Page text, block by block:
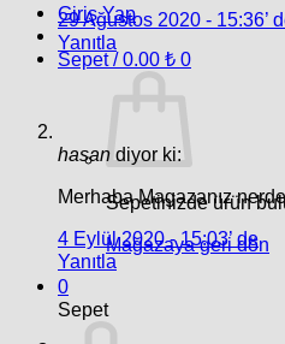
Giriş Yap
Sepet /0.00 ₺ 0
Sepetinizde ürün
Mağazaya geri dön
0
Sepet
29 Ağustos 2020 - 15:36’
Yanıtla
hasan diyor ki:
Merhaba Magazanız
4 Eylül 2020 - 15:03’ de
Yanıtla